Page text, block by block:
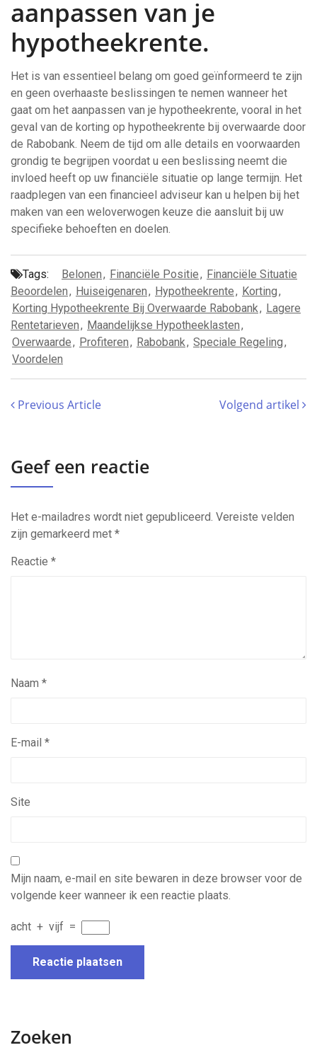
aanpassen van je
hypotheekrente.
Het is van essentieel belang om goed geïnformeerd te zijn
en geen overhaaste beslissingen te nemen wanneer het
gaat om het aanpassen van je hypotheekrente, vooral in het
geval van de korting op hypotheekrente bij overwaarde door
de Rabobank. Neem de tijd om alle details en voorwaarden
grondig te begrijpen voordat u een beslissing neemt die
invloed heeft op uw financiële situatie op lange termijn. Het
raadplegen van een financieel adviseur kan u helpen bij het
maken van een weloverwogen keuze die aansluit bij uw
specifieke behoeften en doelen.
Tags: Belonen, Financiële Positie, Financiële Situatie
Beoordelen, Huiseigenaren, Hypotheekrente, Korting,
Korting Hypotheekrente Bij Overwaarde Rabobank, Lagere
Rentetarieven, Maandelijkse Hypotheeklasten,
Overwaarde, Profiteren, Rabobank, Speciale Regeling,
Voordelen
Previous Article Volgend artikel
Geef een reactie
Het e-mailadres wordt niet gepubliceerd. Vereiste velden
zijn gemarkeerd met *
Reactie *
Naam *
E-mail *
Site
Mijn naam, e-mail en site bewaren in deze browser voor de
volgende keer wanneer ik een reactie plaats.
acht + vijf =
Zoeken